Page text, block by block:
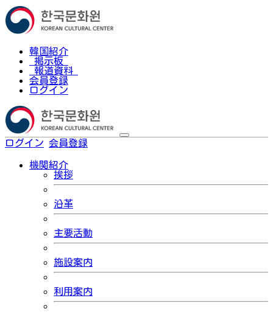
韓国紹介
掲示板
報道資料
会員登録
ログイン
ログイン 会員登録
機関紹介
挨拶
沿革
主要活動
施設案内
利用案内